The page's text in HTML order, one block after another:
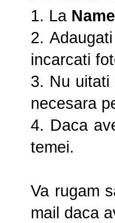
1. La Name
2. Adaugati
incarcati
3. Nu uitati
necesara
4. Daca
temei.
Va rugam
mail daca